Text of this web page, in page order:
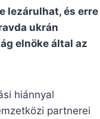
lezárulhat, és erre
ukrán
elnöke által az
hiánnyal
partnerei